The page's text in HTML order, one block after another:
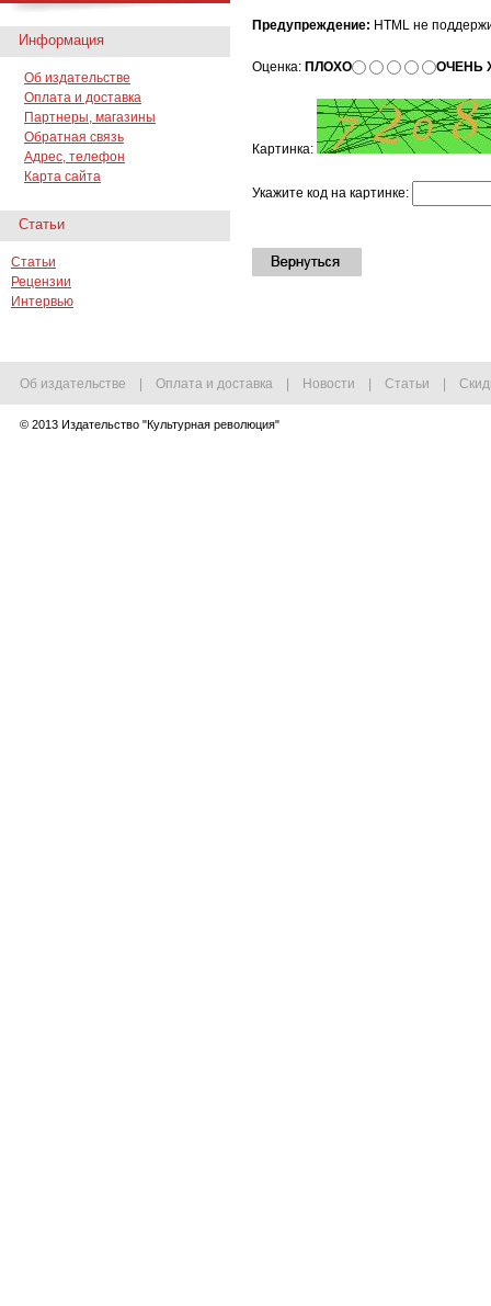
Предупреждение: HTML не
Оценка: ПЛОХО ОЧЕНЬ
Картинка:
Укажите код на картинке:
Информация
Об издательстве
Оплата и доставка
Партнеры, магазины
Обратная связь
Адрес, телефон
Карта сайта
Статьи
Статьи
Рецензии
Интервью
Об издательстве Оплата и доставка Новости Статьи
© 2013 Издательство "Культурная революция"